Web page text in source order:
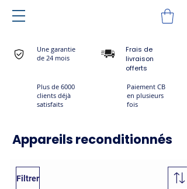
Une garantie
de 24 mois
Frais de
livraison
offerts
Plus de 6000
clients déjà
satisfaits
Paiement CB
en plusieurs
fois
Appareils reconditionnés
Filtrer